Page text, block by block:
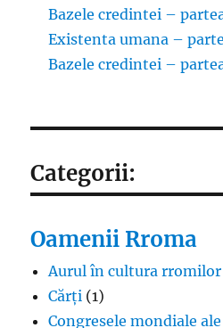
Bazele credintei –
Existenta umana –
Bazele credintei –
Categorii:
Oamenii Rroma
Aurul în cultura rromilor
Cărți (1)
Congresele mondiale